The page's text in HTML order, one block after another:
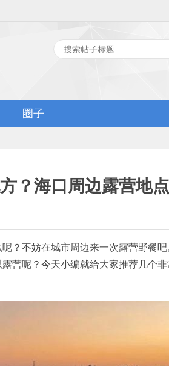
圈子
？海口周边露营地
？不妨在城市周边来一次露营野餐
营呢？今天小编就给大家推荐几个非